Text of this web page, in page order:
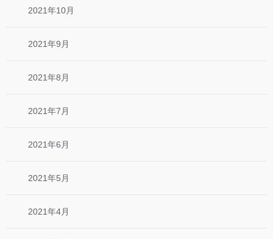
2021年10月
2021年9月
2021年8月
2021年7月
2021年6月
2021年5月
2021年4月